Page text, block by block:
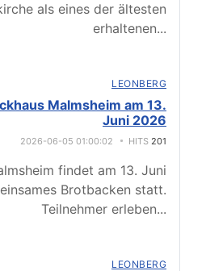
als eines der ältesten
erhaltenen...
LEONBERG
Malmsheim am 13.
Juni 2026
2026-06-05 01:00:02 HITS 201
findet am 13. Juni
Brotbacken statt.
Teilnehmer erleben...
LEONBERG